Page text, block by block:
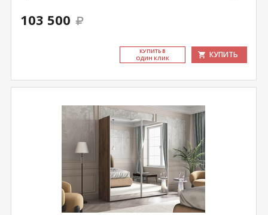
103 500
КУ­ПИТЬ В
ОДИН КЛИК
КУПИТЬ